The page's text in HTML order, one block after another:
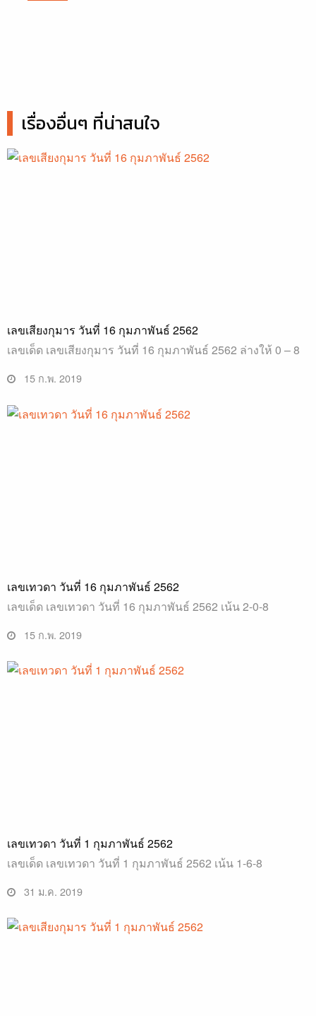
เรื่องอื่นๆ ที่น่าสนใจ
เลขเสียงกุมาร วันที่ 16 กุมภาพันธ์ 2562
เลขเด็ด เลขเสียงกุมาร วันที่ 16 กุมภาพันธ์ 2562 ล่างให้ 0 – 8
15 ก.พ. 2019
เลขเทวดา วันที่ 16 กุมภาพันธ์ 2562
เลขเด็ด เลขเทวดา วันที่ 16 กุมภาพันธ์ 2562 เน้น 2-0-8
15 ก.พ. 2019
เลขเทวดา วันที่ 1 กุมภาพันธ์ 2562
เลขเด็ด เลขเทวดา วันที่ 1 กุมภาพันธ์ 2562 เน้น 1-6-8
31 ม.ค. 2019